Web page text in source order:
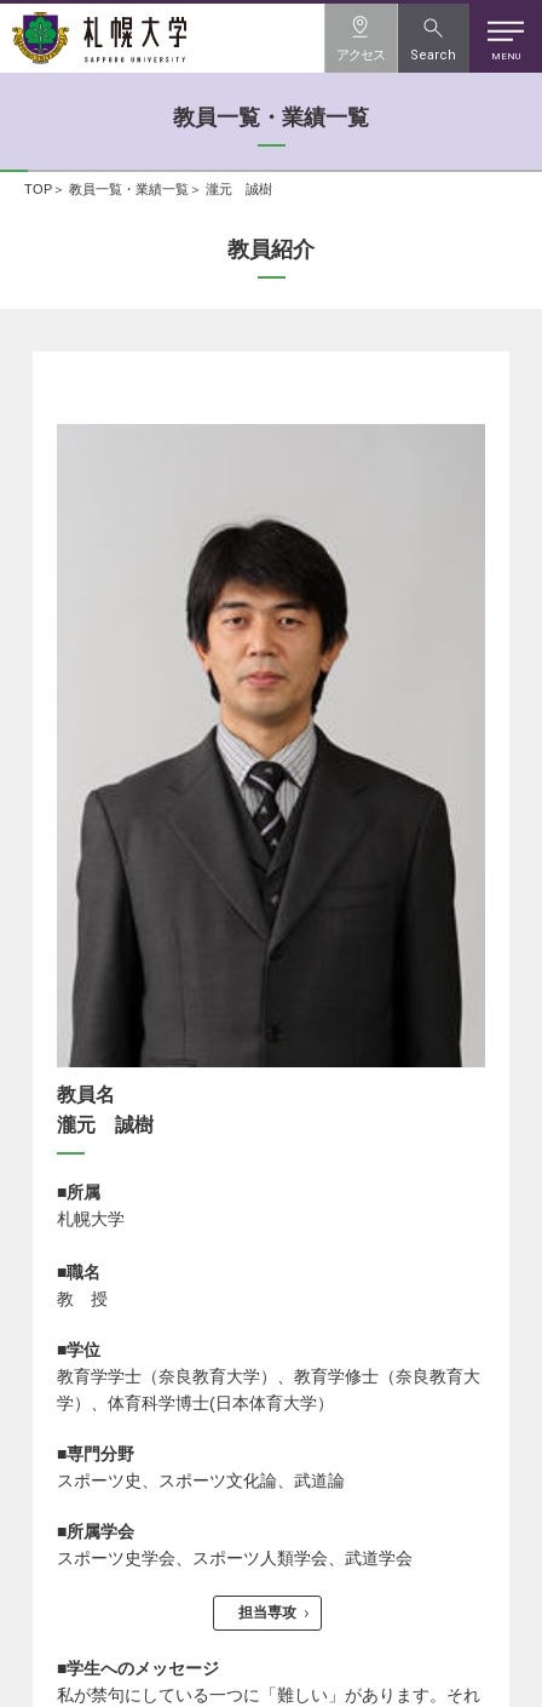
MENU
アクセス Search
教員一覧・業績一覧
TOP 教員一覧・業績一覧 瀧元 誠樹
教員紹介
教員名
瀧元 誠樹
■所属
札幌大学
■職名
教 授
■学位
教育学学士（奈良教育大学）、教育学修士（奈良教育大
学）、体育科学博士(日本体育大学）
■専門分野
スポーツ史、スポーツ文化論、武道論
■所属学会
スポーツ史学会、スポーツ人類学会、武道学会
担当専攻
■学生へのメッセージ
私が禁句にしている一つに「難しい」があります。それ